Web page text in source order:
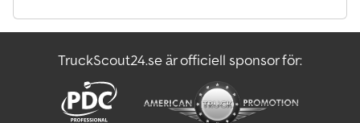
STABILISERING FÖR CHASSI MED HUSBILSPÅBYGGNAD.
PÅBYGGNAD. BRÄNSLEVÄRMARE. FÖRAR-AIRBAG. Vi har alltid ett
stort urval begagnade kyl- och frysbilar i lager. Mer från vårt utbud
hittar du på vår hemsida. Ej bindande erbjudande, försäljning
endast till näringsidkare, med reservation för mellanförsäljning
TruckScout24.se är officiell sponsor för: